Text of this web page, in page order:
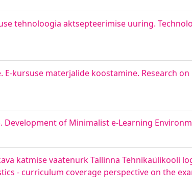
tehnoloogia aktsepteerimise uuring.
kursuse materjalide koostamine. Research
of Minimalist e-Learning
katmise vaatenurk Tallinna Tehnikaülikooli
- curriculum coverage perspective on the